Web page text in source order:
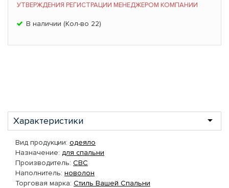
УТВЕРЖДЕНИЯ РЕГИСТРАЦИИ МЕНЕДЖЕРОМ КОМПАНИИ
В наличии (Кол-во 22)
Характеристики
Вид продукции: одеяло
Назначение: для спальни
Производитель: СВС
Наполнитель: новолон
Торговая марка: Стиль Вашей Спальни